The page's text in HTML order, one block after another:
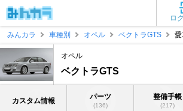
ロ
みんカラ
車種別 オペル ベクトラGTS
オペル
ベクトラGTS
カスタム情報 パーツ
(136)
整備手帳
(217)